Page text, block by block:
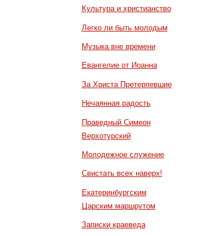
Культура и христианство
Легко ли быть молодым
Музыка вне времени
Евангелие от Иоанна
За Христа Претерпевшие
Нечаянная радость
Праведный Симеон
Верхотурский
Молодежное служение
Свистать всех наверх!
Екатеринбургским
Царским маршрутом
Записки краеведа